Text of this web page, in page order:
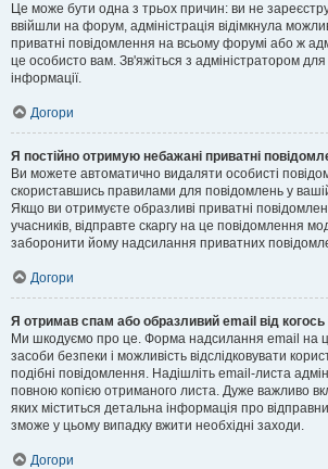
Це може бути одна з трьох причин: ви не
ввійшли на форум, адміністрація відімкнула
приватні повідомлення на всьому форумі або ж
це особисто вам. Зв'яжіться з адміністратором
інформації.
Догори
Я постійно отримую небажані приватні
Ви можете автоматично видаляти особисті
скориставшись правилами для повідомлень у
Якщо ви отримуєте образливі приватні
учасників, відправте скаргу на це повідомлення
заборонити йому надсилання приватних
Догори
Я отримав спам або образливий email від
Ми шкодуємо про це. Форма надсилання email на
засоби безпеки і можливість відслідковувати
подібні повідомлення. Надішліть email-листа
повною копією отриманого листа. Дуже важливо
яких міститься детальна інформація про
зможе у цьому випадку вжити необхідні заходи.
Догори